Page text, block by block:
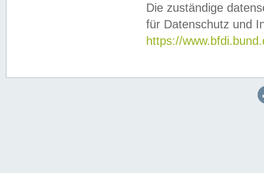
Die zuständige
für Datenschutz und
https://